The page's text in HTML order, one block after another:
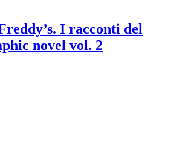
I racconti del
novel vol. 2